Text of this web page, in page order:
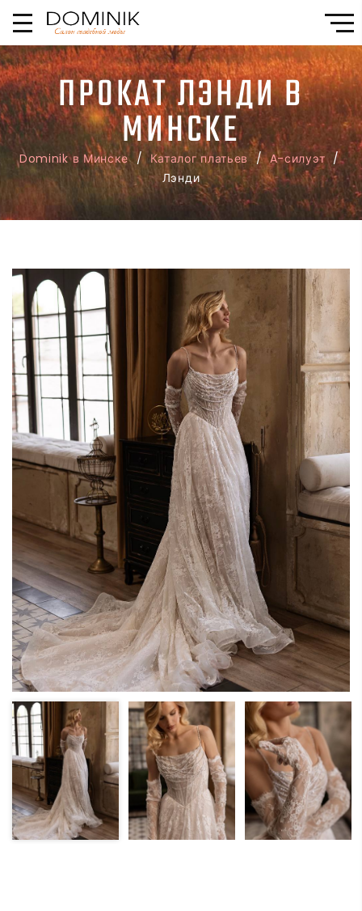
ПРОКАТ ЛЭНДИ В
МИНСКЕ
Dominik в Минске/Каталог платьев/A-силуэт /
Лэнди